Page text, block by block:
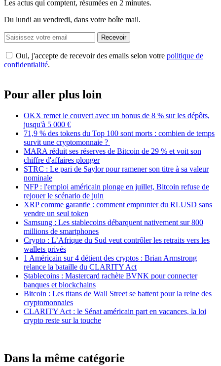
Les actus qui comptent, résumées en 2 minutes.
Du lundi au vendredi, dans votre boîte mail.
Recevoir
Oui, j'accepte de recevoir des emails selon votre politique de
confidentialité.
Pour aller plus loin
OKX remet le couvert avec un bonus de 8 % sur les dépôts,
jusqu'à 5 000 €
71,9 % des tokens du Top 100 sont morts : combien de temps
survit une cryptomonnaie ?
MARA réduit ses réserves de Bitcoin de 29 % et voit son
chiffre d'affaires plonger
STRC : Le pari de Saylor pour ramener son titre à sa valeur
nominale
NFP : l'emploi américain plonge en juillet, Bitcoin refuse de
rejouer le scénario de juin
XRP comme garantie : comment emprunter du RLUSD sans
vendre un seul token
Samsung : Les stablecoins débarquent nativement sur 800
millions de smartphones
Crypto : L’Afrique du Sud veut contrôler les retraits vers les
wallets privés
1 Américain sur 4 détient des cryptos : Brian Armstrong
relance la bataille du CLARITY Act
Stablecoins : Mastercard rachète BVNK pour connecter
banques et blockchains
Bitcoin : Les titans de Wall Street se battent pour la reine des
cryptomonnaies
CLARITY Act : le Sénat américain part en vacances, la loi
crypto reste sur la touche
Dans la même catégorie